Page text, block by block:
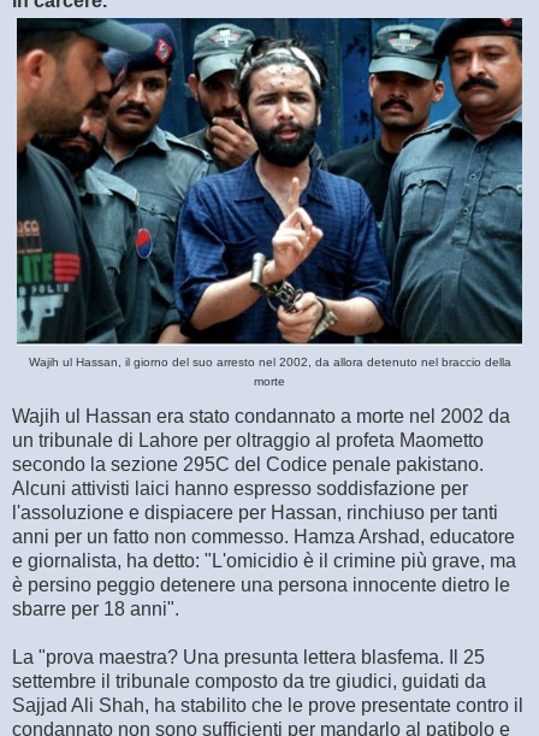
Wajih ul Hassan, il giorno del suo arresto nel 2002, da allora detenuto nel braccio della
morte
Wajih ul Hassan era stato condannato a morte nel 2002 da
un tribunale di Lahore per oltraggio al profeta Maometto
secondo la sezione 295C del Codice penale pakistano.
Alcuni attivisti laici hanno espresso soddisfazione per
l'assoluzione e dispiacere per Hassan, rinchiuso per tanti
anni per un fatto non commesso. Hamza Arshad, educatore
e giornalista, ha detto: "L'omicidio è il crimine più grave, ma
è persino peggio detenere una persona innocente dietro le
sbarre per 18 anni".
La "prova maestra? Una presunta lettera blasfema. Il 25
settembre il tribunale composto da tre giudici, guidati da
Sajjad Ali Shah, ha stabilito che le prove presentate contro il
condannato non sono sufficienti per mandarlo al patibolo e